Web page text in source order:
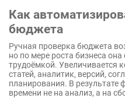
Как
бюджета
Ручная проверка бюджета
но по мере роста бизнеса она
трудоёмкой. Увеличивается
статей, аналитик, версий,
планирования. В результате
времени не на анализ, а на